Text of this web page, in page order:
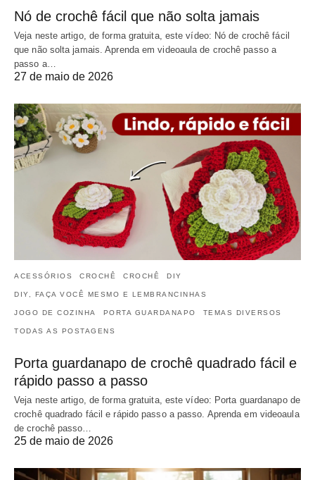
Nó de crochê fácil que não solta jamais
Veja neste artigo, de forma gratuita, este vídeo: Nó de crochê fácil
que não solta jamais. Aprenda em videoaula de crochê passo a
passo a…
27 de maio de 2026
ACESSÓRIOS CROCHÊ CROCHÊ DIY
DIY, FAÇA VOCÊ MESMO E LEMBRANCINHAS
JOGO DE COZINHA PORTA GUARDANAPO TEMAS DIVERSOS
TODAS AS POSTAGENS
Porta guardanapo de crochê quadrado fácil e
rápido passo a passo
Veja neste artigo, de forma gratuita, este vídeo: Porta guardanapo de
crochê quadrado fácil e rápido passo a passo. Aprenda em videoaula
de crochê passo…
25 de maio de 2026